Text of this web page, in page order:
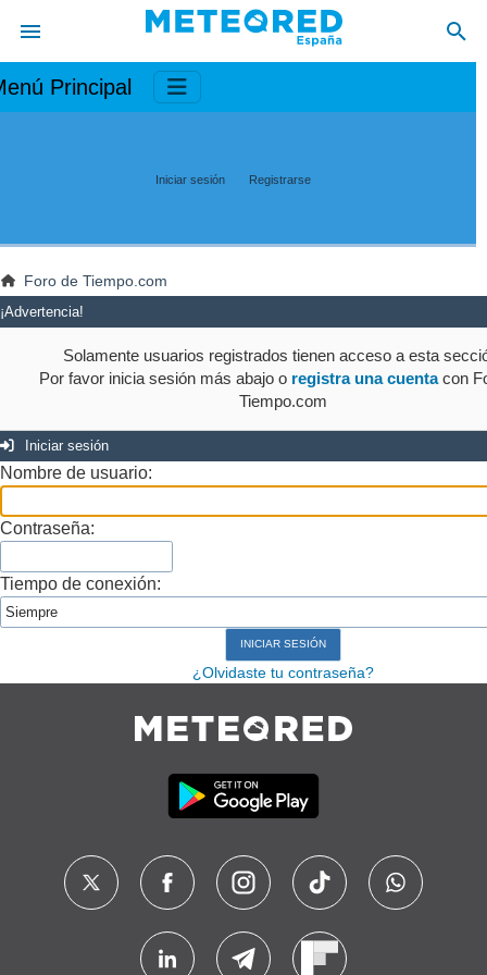
Principal
Iniciar sesión Registrarse
Foro de Tiempo.com
¡Advertencia!
Solamente usuarios registrados tienen acceso a esta
Por favor inicia sesión más abajo o registra una cuentacon
Tiempo.com
Iniciar sesión
Nombre de usuario:
Contraseña:
Tiempo de conexión:
¿Olvidaste tu contraseña?